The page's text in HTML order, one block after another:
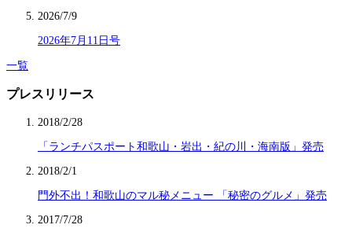
2026/7/9
2026年7月11日号
一覧
プレスリリース
2018/2/28
「ランチパスポート和歌山・岩出・紀の川・海南版」発売
2018/2/1
門外不出！和歌山のマル秘メニュー 「秘密のグルメ」発売
2017/7/28